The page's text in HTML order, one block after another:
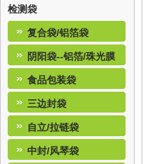
检测袋
复合袋/铝箔袋
阴阳袋--铝箔/珠光膜
食品包装袋
三边封袋
自立/拉链袋
中封/风琴袋